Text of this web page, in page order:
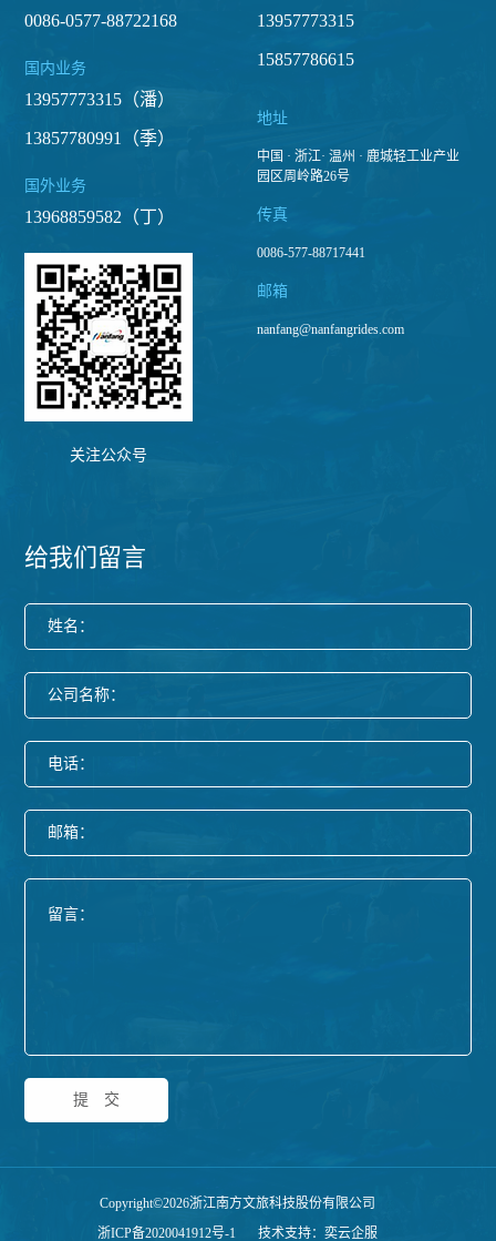
0086-0577-88722168
国内业务
13957773315（潘）
13857780991（季）
国外业务
13968859582（丁）
关注公众号
13957773315
15857786615
地址
中国 · 浙江· 温州 · 鹿城轻工业产业
园区周岭路26号
传真
0086-577-88717441
邮箱
nanfang@nanfangrides.com
给我们留言
姓名：
公司名称：
电话：
邮箱：
提交
Copyright©2026浙江南方文旅科技股份有限公司
浙ICP备2020041912号-1
技术支持：奕云企服